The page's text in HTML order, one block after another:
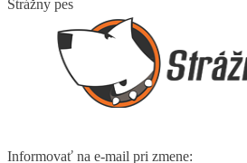
Strážny pes
Informovať na e-mail pri zmene: